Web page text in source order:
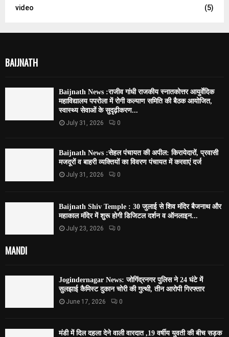
video
(5)
BAIJNATH
Baijnath News :राजीव गांधी राजकीय स्नातकोत्तर आयुर्वेदिक
महाविद्यालय पपरोला में रोगी कल्याण समिति की बैठक आयोजित,
स्वास्थ्य सेवाओं के सुदृढ़ीकरण...
July 31, 2026 0
Baijnath News :सेहल पंचायत की अपील: किरायेदारों, प्रवासी
मजदूरों व बाहरी व्यक्तियों का विवरण पंचायत में करवाएं दर्ज
July 31, 2026 0
Baijnath Shiv Temple : 30 जुलाई से शिव मंदिर बैजनाथ और
महाकाल मंदिर में शुरू होगी डिजिटल दर्शन व ऑनलाइन...
July 23, 2026 0
MANDI
Jogindernagar News: जोगिंद्रनगर पुलिस ने 24 घंटे में
सुलझाई कैमिस्ट दुकान चोरी की गुत्थी, तीन आरोपी गिरफ्तार
June 17, 2026 0
मंडी में दिल दहला देने वाली वारदात ,19 वर्षीय युवती की बीच सड़क